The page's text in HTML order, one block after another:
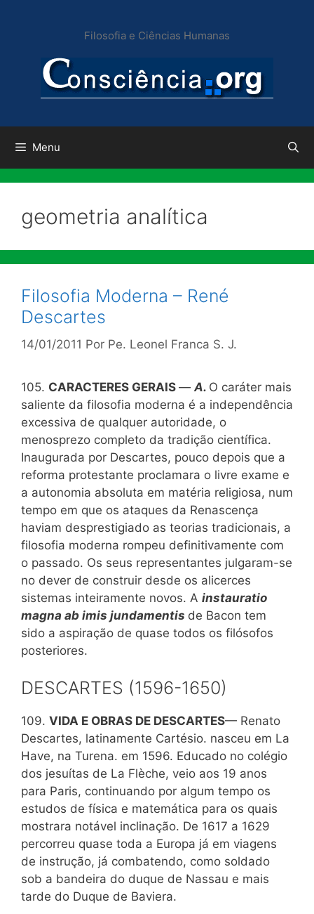
conteúdo
Filosofia e Ciências Humanas
Menu
geometria analítica
Filosofia Moderna – René
Descartes
14/01/2011 Por Pe. Leonel Franca S. J.
105. CARACTERES GERAIS — A. O caráter mais
saliente da filosofia moderna é a independência
excessiva de qualquer autoridade, o
menosprezo completo da tradição científica.
Inaugurada por Descartes, pouco depois que a
reforma protestante proclamara o livre exame e
a autonomia absoluta em matéria religiosa, num
tempo em que os ataques da Renascença
haviam desprestigiado as teorias tradicionais, a
filosofia moderna rompeu definitivamente com
o passado. Os seus representantes julgaram-se
no dever de construir desde os alicerces
sistemas inteiramente novos. A instauratio
magna ab imis jundamentis de Bacon tem
sido a aspiração de quase todos os filósofos
posteriores.
DESCARTES (1596-1650)
109. VIDA Ε OBRAS DE DESCARTES— Renato
Descartes, latinamente Cartésio. nasceu em La
Have, na Turena. em 1596. Educado no colégio
dos jesuítas de La Flèche, veio aos 19 anos
para Paris, continuando por algum tempo os
estudos de física e matemática para os quais
mostrara notável inclinação. De 1617 a 1629
percorreu quase toda a Europa já em viagens
de instrução, já combatendo, como soldado
sob a bandeira do duque de Nassau e mais
tarde do Duque de Baviera.